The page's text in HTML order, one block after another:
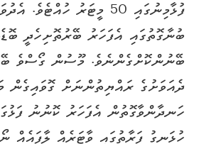
ފުޅާމިނުގައި 50 މީޓަރު
ބުނާގޮތުގައި އެފަހަރު ބޭރުތޮށިހެދީ
ބޭނުންކޮށްގެންނެވެ. މޫސުން ގޯސްވެ
ދެއަވަށުގެ ރައްޔިތުންނަށް ގޮވައިގެން
ހަނދާންވާގޮތުން އެފަހަރު ކޮނުނު
ހުޅަނގު ފަރާތުގައި ވާޓަރެއް ލާފައެއް